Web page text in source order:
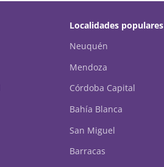
Localidades populares
Neuquén
Mendoza
Córdoba Capital
Bahía Blanca
San Miguel
Barracas